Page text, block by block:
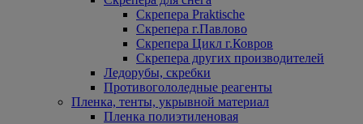
Скрепера Praktische
Скрепера г.Павлово
Скрепера Цикл г.Ковров
Скрепера других производителей
Ледорубы, скребки
Противогололедные реагенты
Пленка, тенты, укрывной материал
Пленка полиэтиленовая